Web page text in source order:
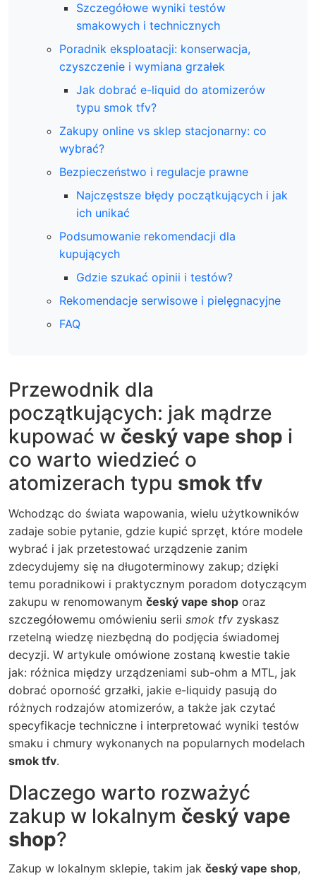
Szczegółowe wyniki testów
smakowych i technicznych
Poradnik eksploatacji: konserwacja,
czyszczenie i wymiana grzałek
Jak dobrać e-liquid do atomizerów
typu smok tfv?
Zakupy online vs sklep stacjonarny: co
wybrać?
Bezpieczeństwo i regulacje prawne
Najczęstsze błędy początkujących i jak
ich unikać
Podsumowanie rekomendacji dla
kupujących
Gdzie szukać opinii i testów?
Rekomendacje serwisowe i pielęgnacyjne
FAQ
Przewodnik dla
początkujących: jak mądrze
kupować w český vape shop i
co warto wiedzieć o
atomizerach typu smok tfv
Wchodząc do świata wapowania, wielu użytkowników
zadaje sobie pytanie, gdzie kupić sprzęt, które modele
wybrać i jak przetestować urządzenie zanim
zdecydujemy się na długoterminowy zakup; dzięki
temu poradnikowi i praktycznym poradom dotyczącym
zakupu w renomowanym český vape shop oraz
szczegółowemu omówieniu serii smok tfv zyskasz
rzetelną wiedzę niezbędną do podjęcia świadomej
decyzji. W artykule omówione zostaną kwestie takie
jak: różnica między urządzeniami sub-ohm a MTL, jak
dobrać oporność grzałki, jakie e-liquidy pasują do
różnych rodzajów atomizerów, a także jak czytać
specyfikacje techniczne i interpretować wyniki testów
smaku i chmury wykonanych na popularnych modelach
smok tfv.
Dlaczego warto rozważyć
zakup w lokalnym český vape
shop?
Zakup w lokalnym sklepie, takim jak český vape shop,